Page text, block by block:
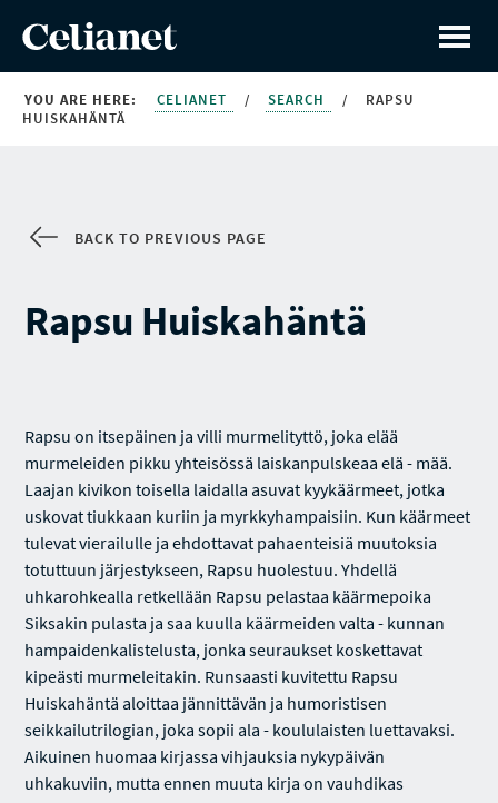
YOU ARE HERE: CELIANET / SEARCH /
RAPSU
HUISKAHÄNTÄ
BACK TO PREVIOUS PAGE
Rapsu Huiskahäntä
Rapsu on itsepäinen ja villi murmelityttö, joka elää
murmeleiden pikku yhteisössä laiskanpulskeaa elä - mää.
Laajan kivikon toisella laidalla asuvat kyykäärmeet, jotka
uskovat tiukkaan kuriin ja myrkkyhampaisiin. Kun käärmeet
tulevat vierailulle ja ehdottavat pahaenteisiä muutoksia
totuttuun järjestykseen, Rapsu huolestuu. Yhdellä
uhkarohkealla retkellään Rapsu pelastaa käärmepoika
Siksakin pulasta ja saa kuulla käärmeiden valta - kunnan
hampaidenkalistelusta, jonka seuraukset koskettavat
kipeästi murmeleitakin. Runsaasti kuvitettu Rapsu
Huiskahäntä aloittaa jännittävän ja humoristisen
seikkailutrilogian, joka sopii ala - koululaisten luettavaksi.
Aikuinen huomaa kirjassa vihjauksia nykypäivän
uhkakuviin, mutta ennen muuta kirja on vauhdikas